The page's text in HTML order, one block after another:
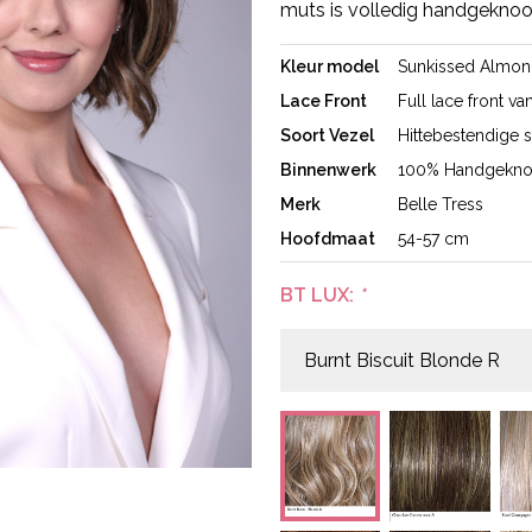
muts is volledig
Kleur model
Sunkissed
Lace Front
Full lace front
Soort Vezel
Hittebestendige
Binnenwerk
100%
Merk
Belle Tress
Hoofdmaat
54-57 cm
BT LUX: *